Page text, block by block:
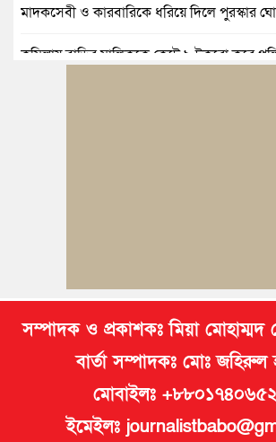
মাদকসেবী ও কারবারিকে ধরিয়ে দিলে পুরস্কার
কুমিল্লায় বাড়ির মালিককে কেটে ৯ টুকরো করে
সম্পাদক ও প্রকাশকঃ মিয়া মোহাম্মদ
বার্তা সম্পাদকঃ মোঃ
মোবাইলঃ
ইমেইলঃ